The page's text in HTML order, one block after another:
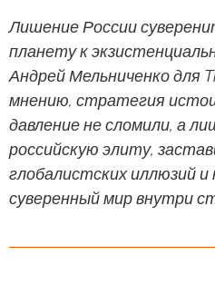
Лишение России
планету к
Андрей Мельниченко для
мнению, стратегия
давление не сломили, а
российскую элиту,
глобалистских иллюзий
суверенный мир внутри